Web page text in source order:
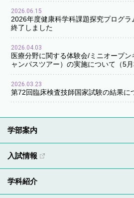
2026.06.15
2026年度健康科学科課題探究プログ
終了しました
2026.04.03
医療分野に関する体験会/ミニオープ
ャンパスツアー）の実施について（5月
2026.03.23
第72回臨床検査技師国家試験の結果に
学部案内
入試情報
学科紹介